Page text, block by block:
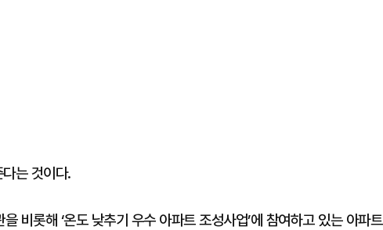
는 것이다.
비롯해 ‘온도 낮추기 우수 아파트 조성사업’에 참여하고 있는 아파트